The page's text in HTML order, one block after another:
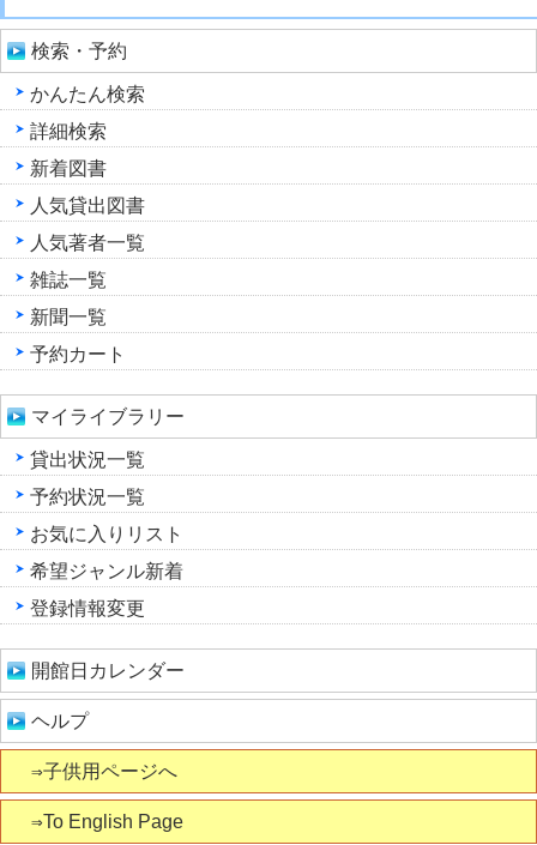
検索・予約
かんたん検索
詳細検索
新着図書
人気貸出図書
人気著者一覧
雑誌一覧
新聞一覧
予約カート
マイライブラリー
貸出状況一覧
予約状況一覧
お気に入りリスト
希望ジャンル新着
登録情報変更
開館日カレンダー
ヘルプ
⇒子供用ページへ
⇒To English Page